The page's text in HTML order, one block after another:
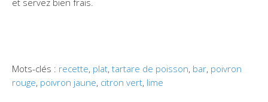
Mots-clés : recette, plat, tartare de poisson, bar, poivron
rouge, poivron jaune, citron vert, lime